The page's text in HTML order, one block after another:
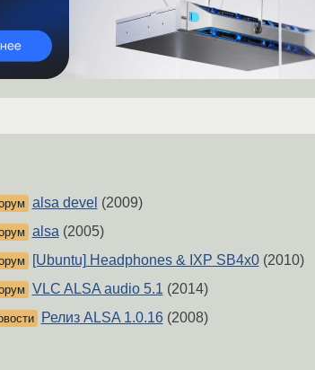
alsa devel (2009)
alsa(2005)
[Ubuntu] Headphones & IXP SB4x0(2010)
VLC ALSA audio 5.1 (2014)
Релиз ALSA 1.0.16(2008)